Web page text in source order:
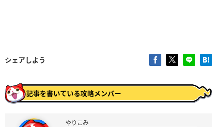
シェアしよう
記事を書いている攻略メンバー
やりこみ